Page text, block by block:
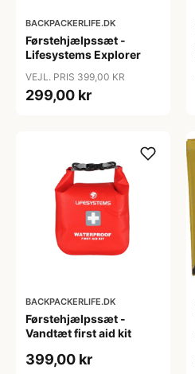
BACKPACKERLIFE.DK
Førstehjælpssæt -
Lifesystems Explorer
VEJL. PRIS 399,00 KR
299,00 kr
BACKPACKERLIFE.DK
Førstehjælpssæt -
Vandtæt first aid kit
399,00 kr